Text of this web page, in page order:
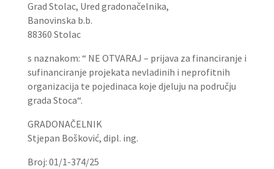
Grad Stolac, Ured gradonačelnika,
Banovinska b.b.
88360 Stolac
s naznakom: “ NE OTVARAJ – prijava za financiranje i
sufinanciranje projekata nevladinih i neprofitnih
organizacija te pojedinaca koje djeluju na području
grada Stoca“.
GRADONAČELNIK
Stjepan Bošković, dipl. ing.
Broj: 01/1-374/25